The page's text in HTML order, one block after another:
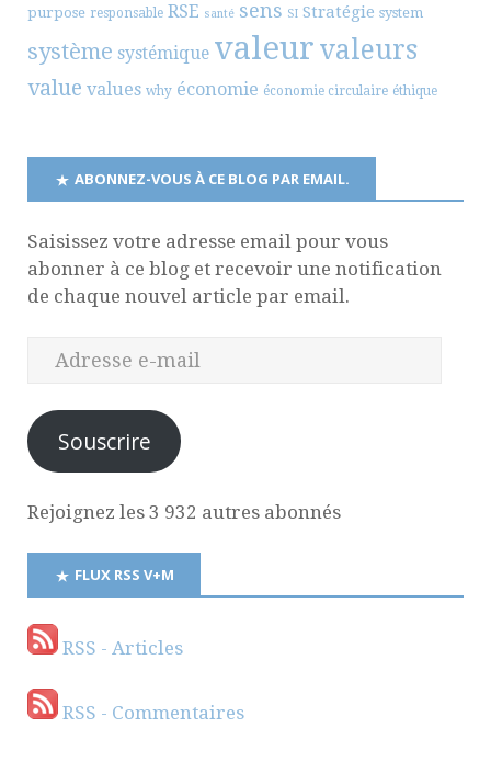
purpose responsable RSE santé sens SI Stratégie system
système systémique valeur valeurs
value values why économie économie circulaire éthique
ABONNEZ-VOUS À CE BLOG PAR EMAIL.
Saisissez votre adresse email pour vous
abonner à ce blog et recevoir une notification
de chaque nouvel article par email.
Souscrire
Rejoignez les 3 932 autres abonnés
FLUX RSS V+M
RSS - Articles
RSS - Commentaires